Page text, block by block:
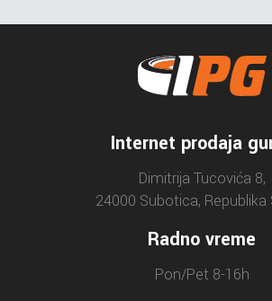
Internet prodaja
Dimitrija Tucovića 8,
24000 Subotica, Republika
Radno vreme
Pon/Pet 8-16h